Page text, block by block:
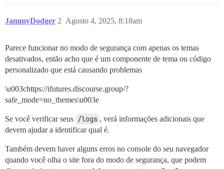
JammyDodger Agosto 4, 2025, 8:18am
2
Parece funcionar no modo de segurança com apenas os temas
desativados, então acho que é um componente de tema ou código
personalizado que está causando problemas
\u003chttps://ifutures.discourse.group/?
safe_mode=no_themes\u003e
Se você verificar seus /logs , verá informações adicionais que
devem ajudar a identificar qual é.
Também devem haver alguns erros no console do seu navegador
quando você olha o site fora do modo de segurança, que podem